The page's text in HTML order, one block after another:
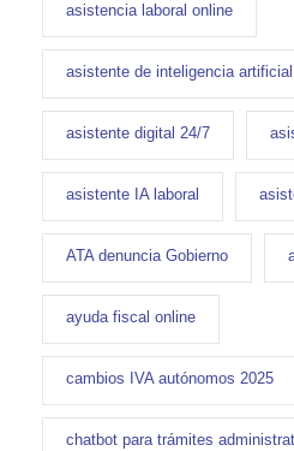
asistencia laboral online
asistente de inteligencia artificial
asistente digital 24/7
asistente IA laboral
ATA denuncia Gobierno
ayuda fiscal online
cambios IVA autónomos 2025
chatbot para trámites